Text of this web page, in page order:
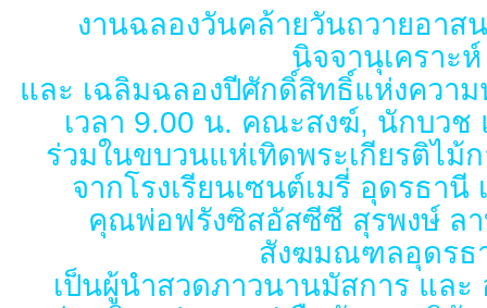
งานฉลองวันคล้ายวันถวายอาส
นิจจานุเคราะห์
และ เฉลิมฉลองปีศักดิ์สิทธิ์แห่งควา
เวลา 9.00 น. คณะสงฆ์, นักบวช
ร่วมในขบวนแห่เทิดพระเกียรติไม้
จากโรงเรียนเซนต์เมรี่ อุดรธานี
คุณพ่อฟรังซิสอัสซีซี สุรพงษ์ ลา
สังฆมณฑลอุดรธ
เป็นผู้นำสวดภาวนานมัสการ และ